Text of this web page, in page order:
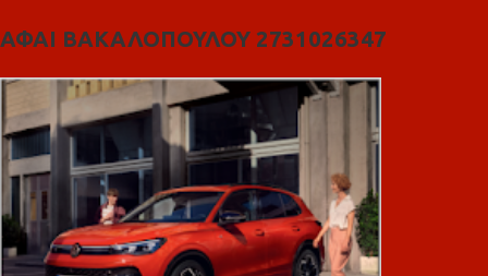
ΑΦΑΙ ΒΑΚΑΛΟΠΟΥΛΟΥ 2731026347